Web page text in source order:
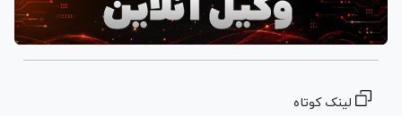
لینک کوتاه